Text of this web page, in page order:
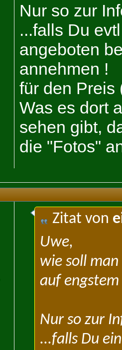
Nur so zur
...falls Du
angeboten
annehmen !
für den Preis
Was es dort
sehen gibt,
die "Fotos"
Zitat von
Uwe,
wie soll
auf
Nur so zur
...falls Du